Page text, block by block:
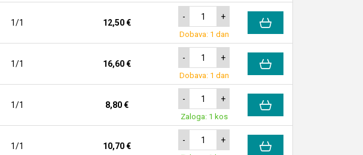
1/1 12,50 €
- +
Dobava: 1 dan
1/1 16,60 €
- +
Dobava: 1 dan
1/1 8,80 €
- +
Zaloga: 1 kos
1/1 10,70 €
- +